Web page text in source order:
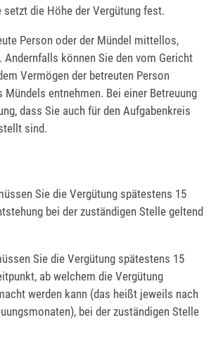
setzt die Höhe der Vergütung fest.
Person oder der Mündel mittellos,
Andernfalls können Sie den vom Gericht
Vermögen der betreuten Person
Mündels entnehmen. Bei einer Betreuung
dass Sie auch für den Aufgabenkreis
sind.
Sie die Vergütung spätestens 15
bei der zuständigen Stelle geltend
Sie die Vergütung spätestens 15
ab welchem die Vergütung
werden kann (das heißt jeweils nach
bei der zuständigen Stelle